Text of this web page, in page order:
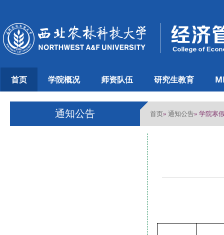
首页 学院概况 师资队伍 研究生教育
通知公告 首页» 通知公告» 学院寒